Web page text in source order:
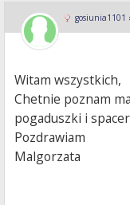
gosiunia1101
Witam wszystkich,
Chetnie poznam
pogaduszki i
Pozdrawiam
Malgorzata